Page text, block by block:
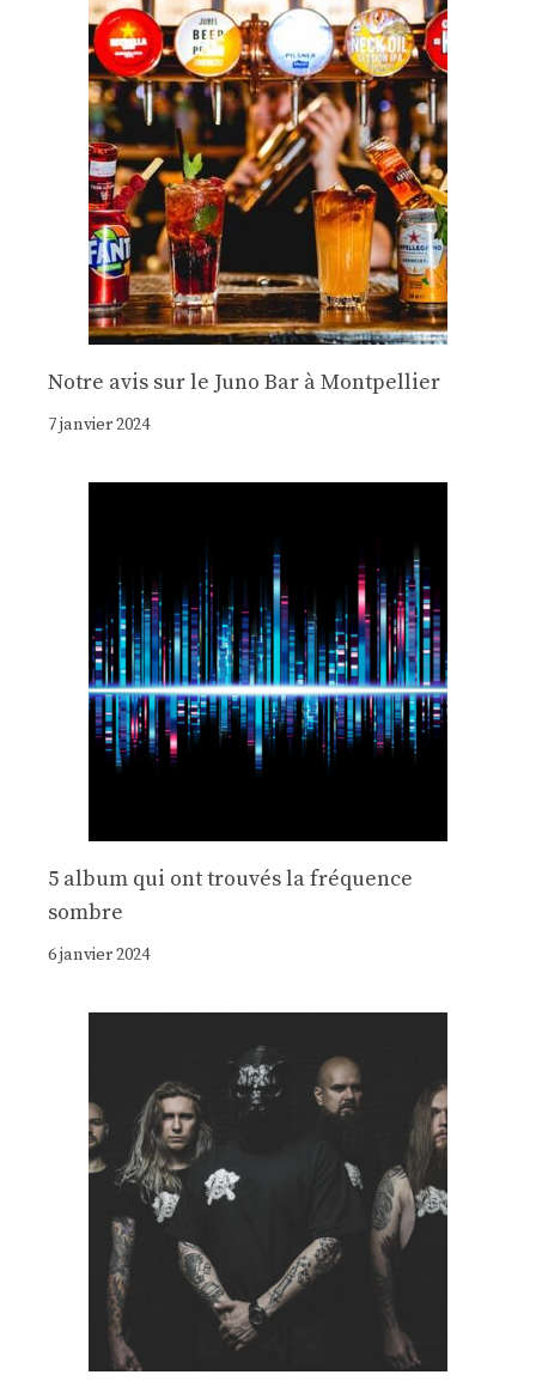
Notre avis sur le Juno Bar à Montpellier
7 janvier 2024
5 album qui ont trouvés la fréquence
sombre
6 janvier 2024